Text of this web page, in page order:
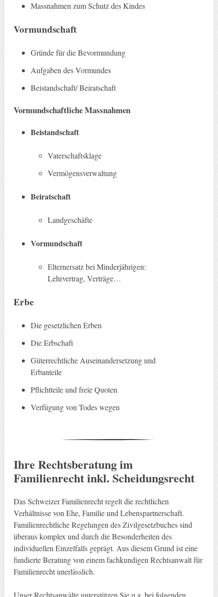
Massnahmen zum Schutz des Kindes
Vormundschaft
Gründe für die Bevormundung
Aufgaben des Vormundes
Beistandschaft/ Beiratschaft
Vormundschaftliche Massnahmen
Beistandschaft
Vaterschaftsklage
Vermögensverwaltung
Beiratschaft
Landgeschäfte
Vormundschaft
Elternersatz bei Minderjährigen:
Lehrvertrag, Verträge…
Erbe
Die gesetzlichen Erben
Die Erbschaft
Güterrechtliche Auseinandersetzung und
Erbanteile
Pflichtteile und freie Quoten
Verfügung von Todes wegen
Ihre Rechtsberatung im
Familienrecht inkl. Scheidungsrecht
Das Schweizer Familienrecht regelt die rechtlichen
Verhältnisse von Ehe, Familie und Lebenspartnerschaft.
Familienrechtliche Regelungen des Zivilgesetzbuches sind
überaus komplex und durch die Besonderheiten des
individuellen Einzelfalls geprägt. Aus diesem Grund ist eine
fundierte Beratung von einem fachkundigen Rechtsanwalt für
Familienrecht unerlässlich.
Unser Rechtsanwälte unterstützen Sie u.a. bei folgenden